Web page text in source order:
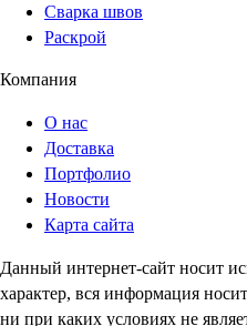
Сварка швов
Раскрой
Компания
О нас
Доставка
Портфолио
Новости
Карта сайта
Данный интернет-сайт носит
характер, вся информация
ни при каких условиях не